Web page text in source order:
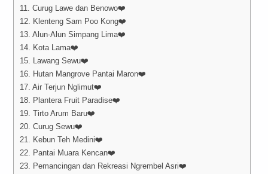
11. Curug Lawe dan Benowo❤️
12. Klenteng Sam Poo Kong❤️
13. Alun-Alun Simpang Lima❤️
14. Kota Lama❤️
15. Lawang Sewu❤️
16. Hutan Mangrove Pantai Maron❤️
17. Air Terjun Nglimut❤️
18. Plantera Fruit Paradise❤️
19. Tirto Arum Baru❤️
20. Curug Sewu❤️
21. Kebun Teh Medini❤️
22. Pantai Muara Kencan❤️
23. Pemancingan dan Rekreasi Ngrembel Asri❤️